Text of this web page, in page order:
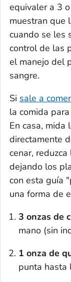
equivaler a 3
muestran que
cuando se les
control de las
el manejo del
sangre.
Si sale a comer
la comida
En casa, mida
directamente
cenar,
dejando los
con esta guía
una forma de
3 onzas de
mano (sin
1 onza de
punta hasta